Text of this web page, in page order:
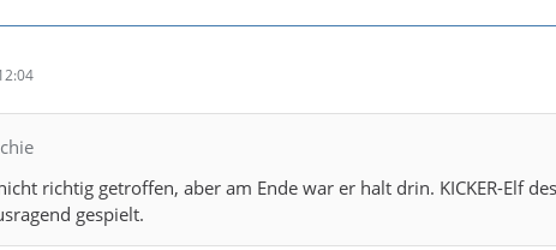
richtig getroffen, aber am Ende war er halt drin. KICKER-Elf
gespielt.